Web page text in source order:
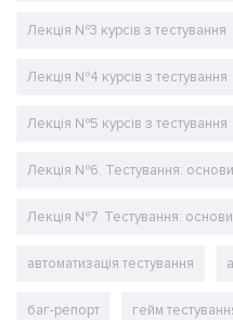
Лекція №3 курсів з тестування
Лекція №4 курсів з тестування
Лекція №5 курсів з тестування
Лекція №6. Тестування: основи
Лекція №7. Тестування: основи
автоматизація тестування
баг-репорт гейм